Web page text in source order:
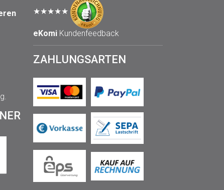
★★★★★
eKomiKundenfeedback
ZAHLUNGSARTEN